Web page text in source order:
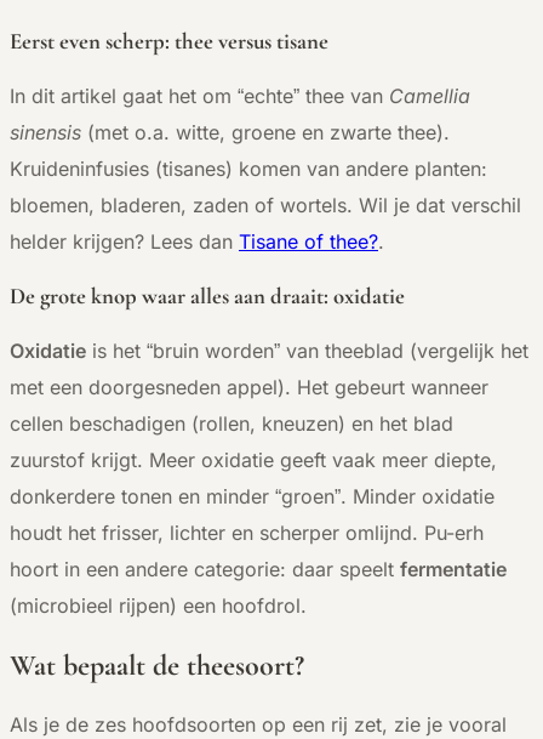
Eerst even scherp: thee versus tisane
In dit artikel gaat het om “echte” thee van Camellia
sinensis (met o.a. witte, groene en zwarte thee).
Kruideninfusies (tisanes) komen van andere planten:
bloemen, bladeren, zaden of wortels. Wil je dat verschil
helder krijgen? Lees dan Tisane of thee?.
De grote knop waar alles aan draait: oxidatie
Oxidatie is het “bruin worden” van theeblad (vergelijk het
met een doorgesneden appel). Het gebeurt wanneer
cellen beschadigen (rollen, kneuzen) en het blad
zuurstof krijgt. Meer oxidatie geeft vaak meer diepte,
donkerdere tonen en minder “groen”. Minder oxidatie
houdt het frisser, lichter en scherper omlijnd. Pu-erh
hoort in een andere categorie: daar speelt fermentatie
(microbieel rijpen) een hoofdrol.
Wat bepaalt de theesoort?
Als je de zes hoofdsoorten op een rij zet, zie je vooral